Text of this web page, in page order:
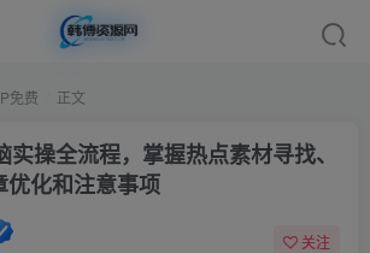
免费 正文
操全流程，掌握热点素材寻找、
化和注意事项
关注